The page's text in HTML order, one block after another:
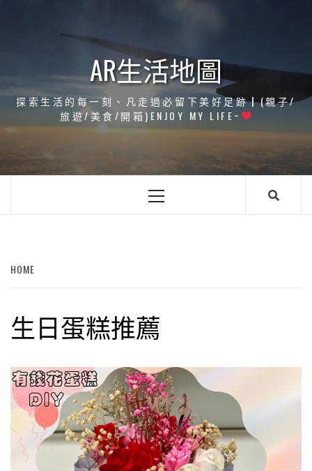
AR生活地圖
探索生活的每一刻、凡走過必留下美好足跡┃(親子/
旅遊/美食/開箱)ENJOY MY LIFE~
Primary
HOME
生日蛋糕推薦